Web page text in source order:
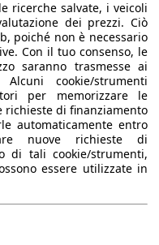
ricerche salvate, i veicoli
dei prezzi. Ciò
poiché non è necessario
Con il tuo consenso, le
saranno trasmesse ai
cookie/strumenti
per memorizzare le
di finanziamento
automaticamente entro
nuove richieste di
di tali cookie/strumenti,
essere utilizzate in